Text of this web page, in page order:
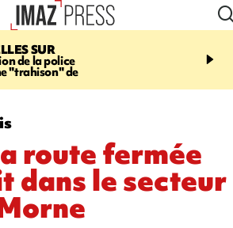
SUR
de la police
"trahison" de
12:19
grièvement blessé à
route fermée
dans le secteur